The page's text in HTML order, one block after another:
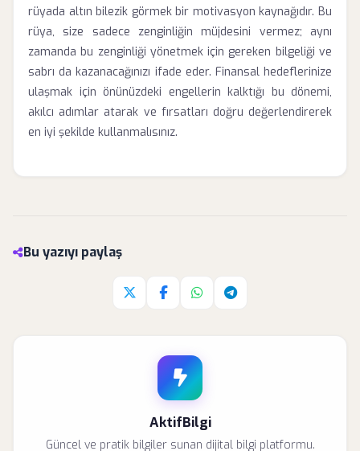
rüyada altın bilezik görmek bir motivasyon kaynağıdır. Bu
rüya, size sadece zenginliğin müjdesini vermez; aynı
zamanda bu zenginliği yönetmek için gereken bilgeliği ve
sabrı da kazanacağınızı ifade eder. Finansal hedeflerinize
ulaşmak için önünüzdeki engellerin kalktığı bu dönemi,
akılcı adımlar atarak ve fırsatları doğru değerlendirerek
en iyi şekilde kullanmalısınız.
Bu yazıyı paylaş
Twitter'da paylaş
Facebook'da paylaş
Whatsapp'da paylaş
Telegram'da paylaş
AktifBilgi
Güncel ve pratik bilgiler sunan dijital bilgi platformu.